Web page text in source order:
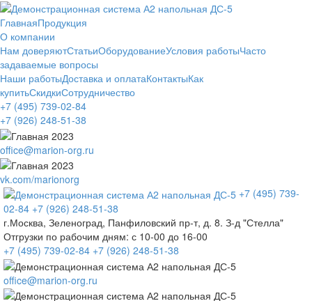
ГлавнаяПродукция
О компании
Нам доверяютСтатьиОборудованиеУсловия работыЧасто
задаваемые вопросы
Наши работыДоставка и оплатаКонтактыКак
купитьСкидкиСотрудничество
+7 (495) 739-02-84
+7 (926) 248-51-38
office@marion-org.ru
vk.com/marionorg
+7 (495) 739-
02-84 +7 (926) 248-51-38
г.Москва, Зеленоград, Панфиловский пр-т, д. 8. З-д "Стелла"
Отгрузки по рабочим дням: с 10-00 до 16-00
+7 (495) 739-02-84 +7 (926) 248-51-38
office@marion-org.ru